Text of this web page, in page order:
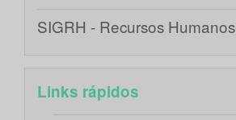
SIGRH - Recursos Humanos
Links rápidos